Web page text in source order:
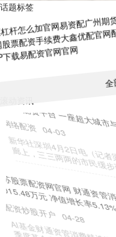
话题标签
股票杠杆怎么加官网易资配广
官网股票配资手续费大鑫优配
APP下载易配资官网官网
滚动资讯
聚操盘配资 高盛：维持瑞声
胜预期
配资炒股开户 03-20
热点栏目 自选股 数据中心
发布研报称，予瑞声科技（
银河证券配资平台 贴香烟广
配资炒股平台 04-12